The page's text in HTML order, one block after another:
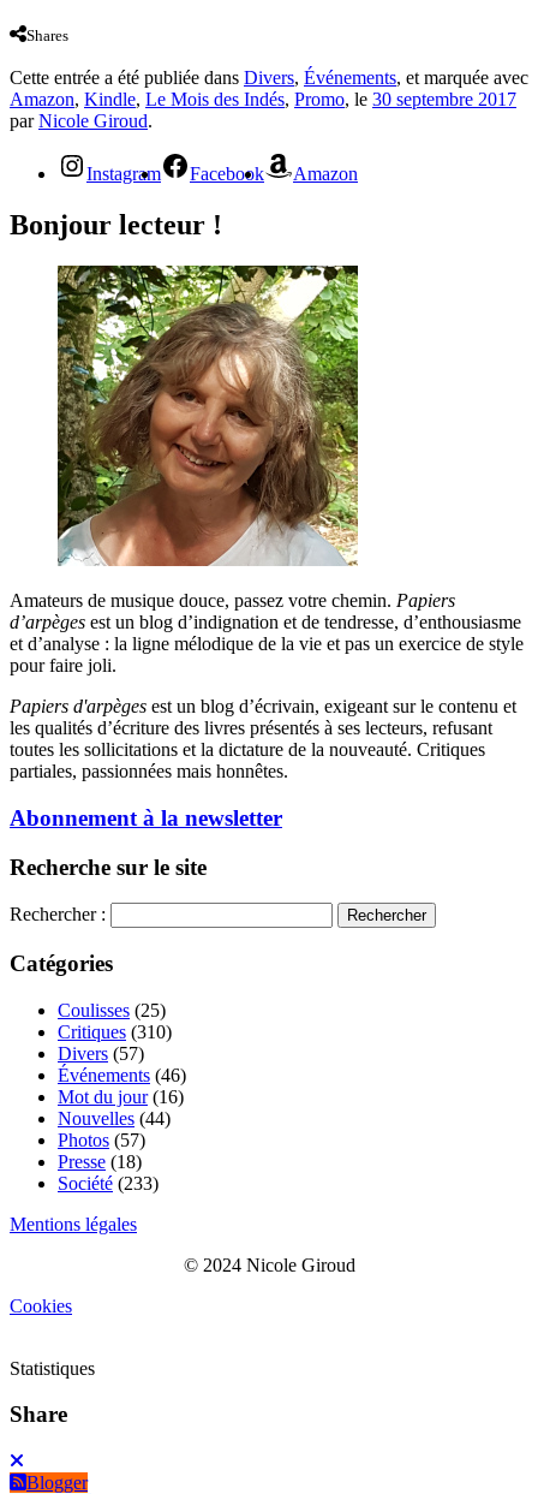
Shares
Cette entrée a été publiée dans Divers, Événements, et marquée avec
Amazon, Kindle, Le Mois des Indés, Promo, le 30 septembre 2017
parNicole Giroud.
Instagram Facebook Amazon
Bonjour lecteur !
Amateurs de musique douce, passez votre chemin. Papiers
d’arpèges est un blog d’indignation et de tendresse, d’enthousiasme
et d’analyse : la ligne mélodique de la vie et pas un exercice de style
pour faire joli.
Papiers d'arpèges est un blog d’écrivain, exigeant sur le contenu et
les qualités d’écriture des livres présentés à ses lecteurs, refusant
toutes les sollicitations et la dictature de la nouveauté. Critiques
partiales, passionnées mais honnêtes.
Abonnement à la newsletter
Recherche sur le site
Rechercher :
Catégories
Coulisses (25)
Critiques (310)
Divers (57)
Événements (46)
Mot du jour(16)
Nouvelles (44)
Photos (57)
Presse (18)
Société (233)
Mentions légales
© 2024 Nicole Giroud
Cookies
Statistiques
Share
Blogger